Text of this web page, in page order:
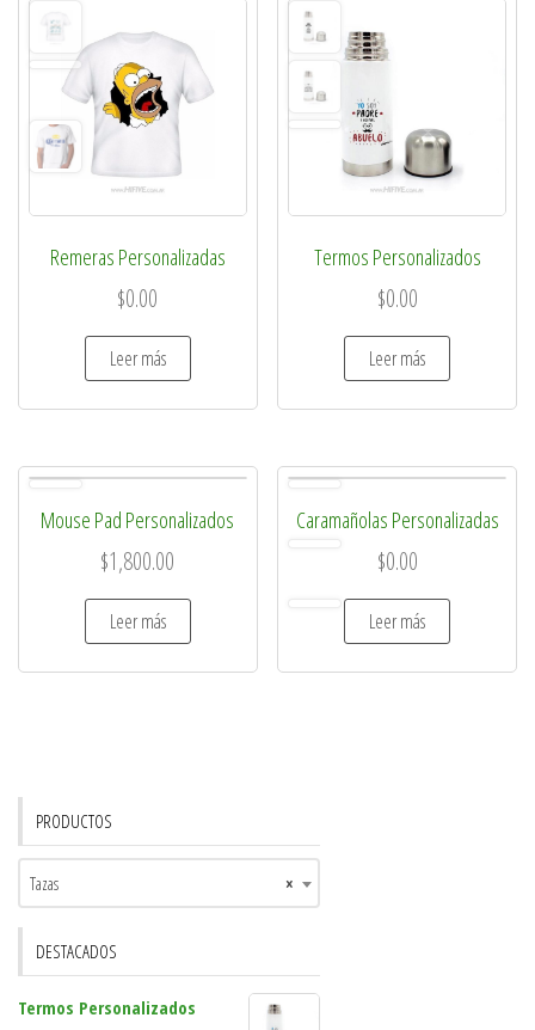
Remeras Personalizadas
$0.00
Leer más
Termos Personalizados
$0.00
Leer más
Mouse Pad Personalizados
$1,800.00
Leer más
Caramañolas Personalizadas
$0.00
Leer más
PRODUCTOS
×
Tazas
DESTACADOS
Termos Personalizados